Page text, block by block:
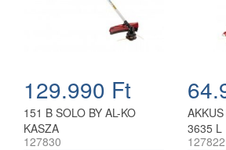
129.990 Ft
151 B SOLO BY AL-KO
KASZA
127830
3635 L
127822